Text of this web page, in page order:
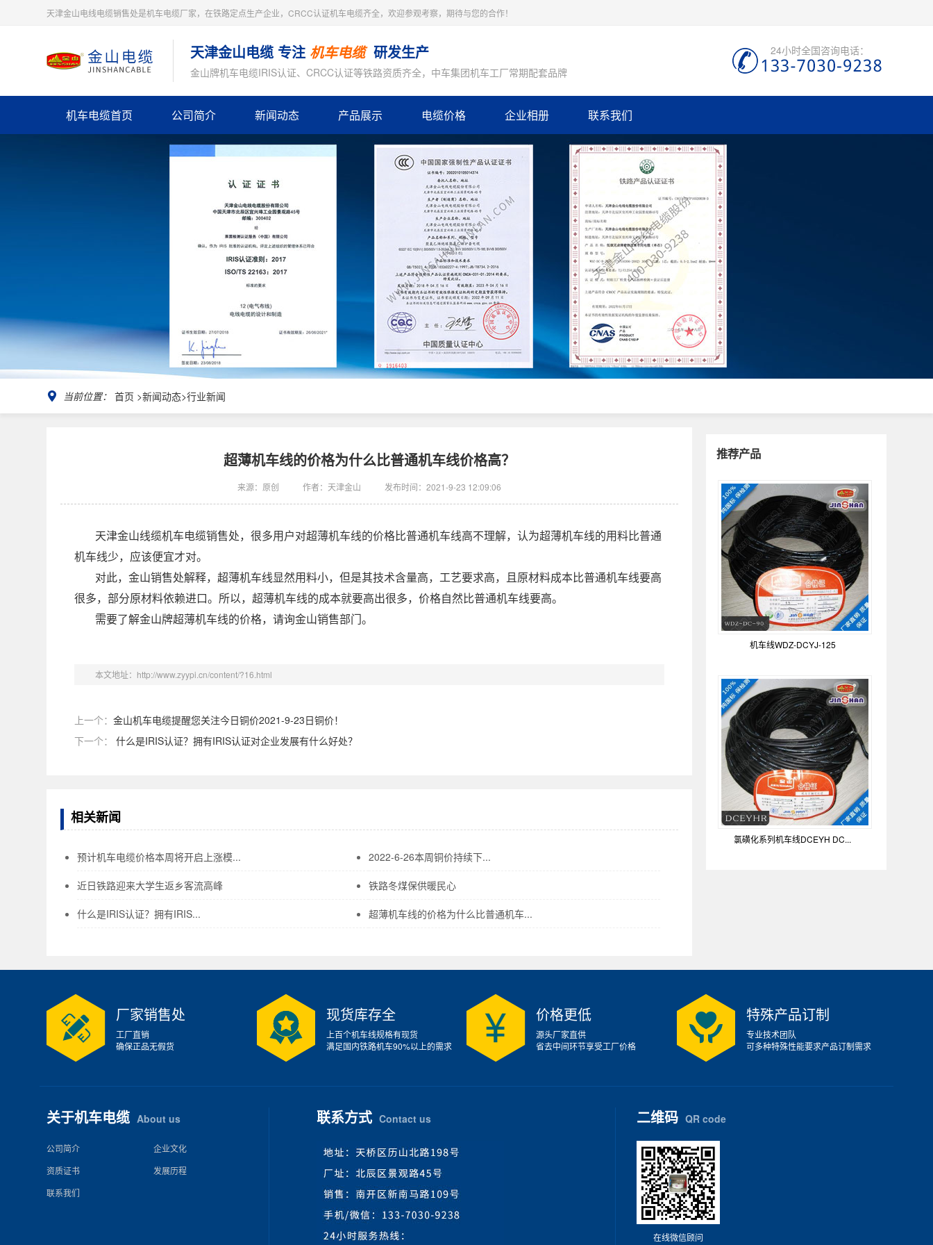
天津金山电线电缆销售处是机车电缆厂家，在铁路定点生产企业，CRCC认证机车电缆齐全，欢迎参观考察，期待与您的合作！
天津金山电缆 专注 机车电缆研发生产
金山牌机车电缆IRIS认证、CRCC认证等铁路资质齐全，中车集团机车工厂常期配套品牌
24小时全国咨询电话：
机车电缆首页 公司简介 新闻动态 产品展示 电缆价格 企业相册 联系我们
当前位置： 首页 >新闻动态>行业新闻
超薄机车线的价格为什么比普通机车线价格高？
来源：原创 作者：天津金山 发布时间：2021-9-23 12:09:06
天津金山线缆机车电缆销售处，很多用户对超薄机车线的价格比普通机车线高不理解，认为超薄机车线的用料比普通
机车线少，应该便宜才对。
对此，金山销售处解释，超薄机车线显然用料小，但是其技术含量高，工艺要求高，且原材料成本比普通机车线要高
很多，部分原材料依赖进口。所以，超薄机车线的成本就要高出很多，价格自然比普通机车线要高。
需要了解金山牌超薄机车线的价格，请询金山销售部门。
本文地址：http://www.zyypi.cn/content/?16.html
上一个： 金山机车电缆提醒您关注今日铜价2021-9-23日铜价！
下一个： 什么是IRIS认证？拥有IRIS认证对企业发展有什么好处？
相关新闻
预计机车电缆价格本周将开启上涨模... 2022-6-26本周铜价持续下...
近日铁路迎来大学生返乡客流高峰 铁路冬煤保供暖民心
什么是IRIS认证？拥有IRIS... 超薄机车线的价格为什么比普通机车...
推荐产品
机车线WDZ-DCYJ-125
氯磺化系列机车线DCEYH DC...
厂家销售处
工厂直销
确保正品无假货
现货库存全
上百个机车线规格有现货
满足国内铁路机车90%以上的需求
价格更低
源头厂家直供
省去中间环节享受工厂价格
特殊产品订制
专业技术团队
可多种特殊性能要求产品订制需求
关于机车电缆 About us
公司简介
企业文化
资质证书
发展历程
联系我们
联系方式 Contact us 二维码 QR code
在线微信顾问